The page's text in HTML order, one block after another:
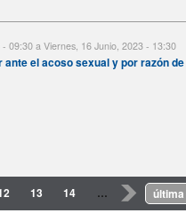
- 09:30aViernes, 16 Junio, 2023 - 13:30
el acoso sexual y por razón
13 14 … › última